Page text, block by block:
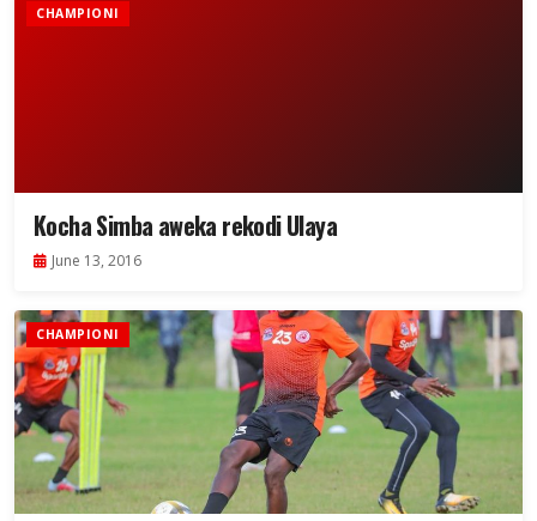
CHAMPIONI
Kocha Simba aweka rekodi Ulaya
June 13, 2016
CHAMPIONI